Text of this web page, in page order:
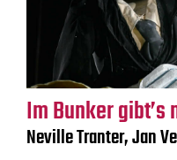
Im Bunker
Neville Tranter, Jan